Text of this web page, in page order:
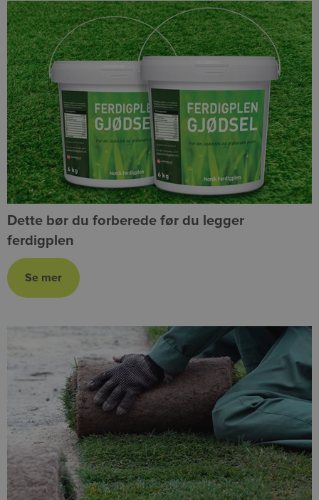
Dette bør du forberede før du legger
ferdigplen